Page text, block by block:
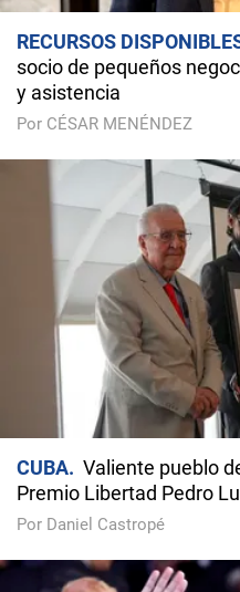
RECURSOS
socio de pequeños
y asistencia
Por CÉSAR MENÉNDEZ
CUBA
Valiente pueblo
Premio Libertad Pedro
Por Daniel Castropé